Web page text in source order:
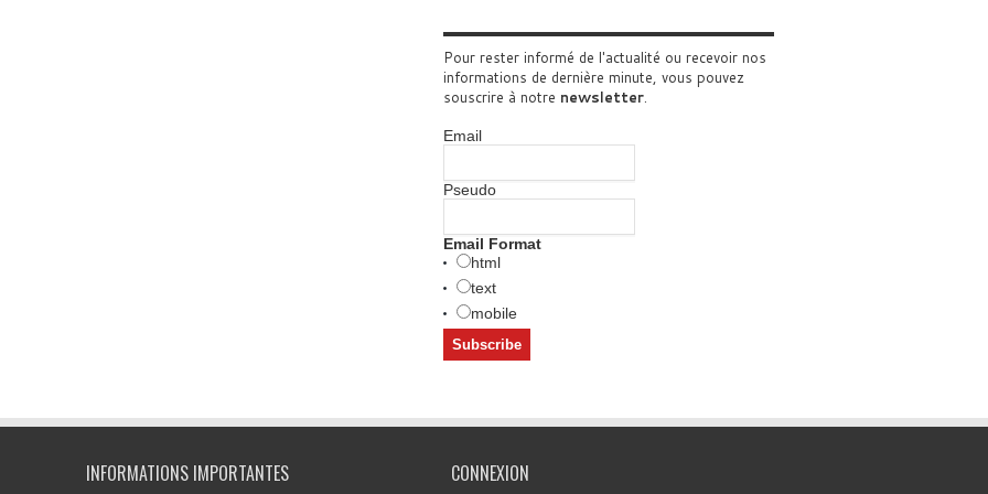
Pour rester informé de l'actualité ou recevoir nos
informations de dernière minute, vous pouvez
souscrire à notre newsletter.
Email
Pseudo
Email Format
html
text
mobile
INFORMATIONS IMPORTANTES CONNEXION